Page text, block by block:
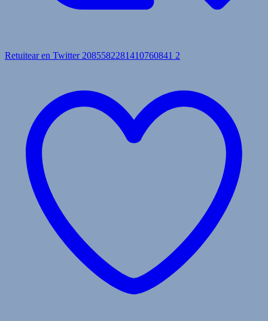
Retuitear en Twitter 2085582281410760841 2